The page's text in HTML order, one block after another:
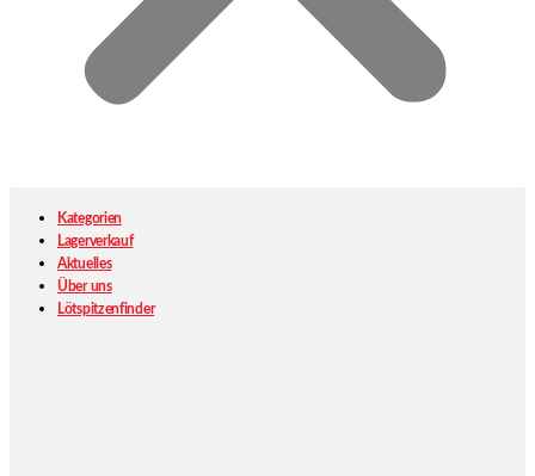
Kategorien
Lagerverkauf
Aktuelles
Über uns
Lötspitzenfinder